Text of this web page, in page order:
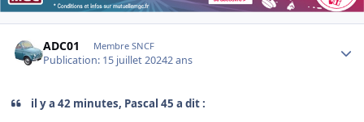
ADC01 Membre SNCF
Publication: 15 juillet 20242 ans
il y a 42 minutes, Pascal 45 a dit :